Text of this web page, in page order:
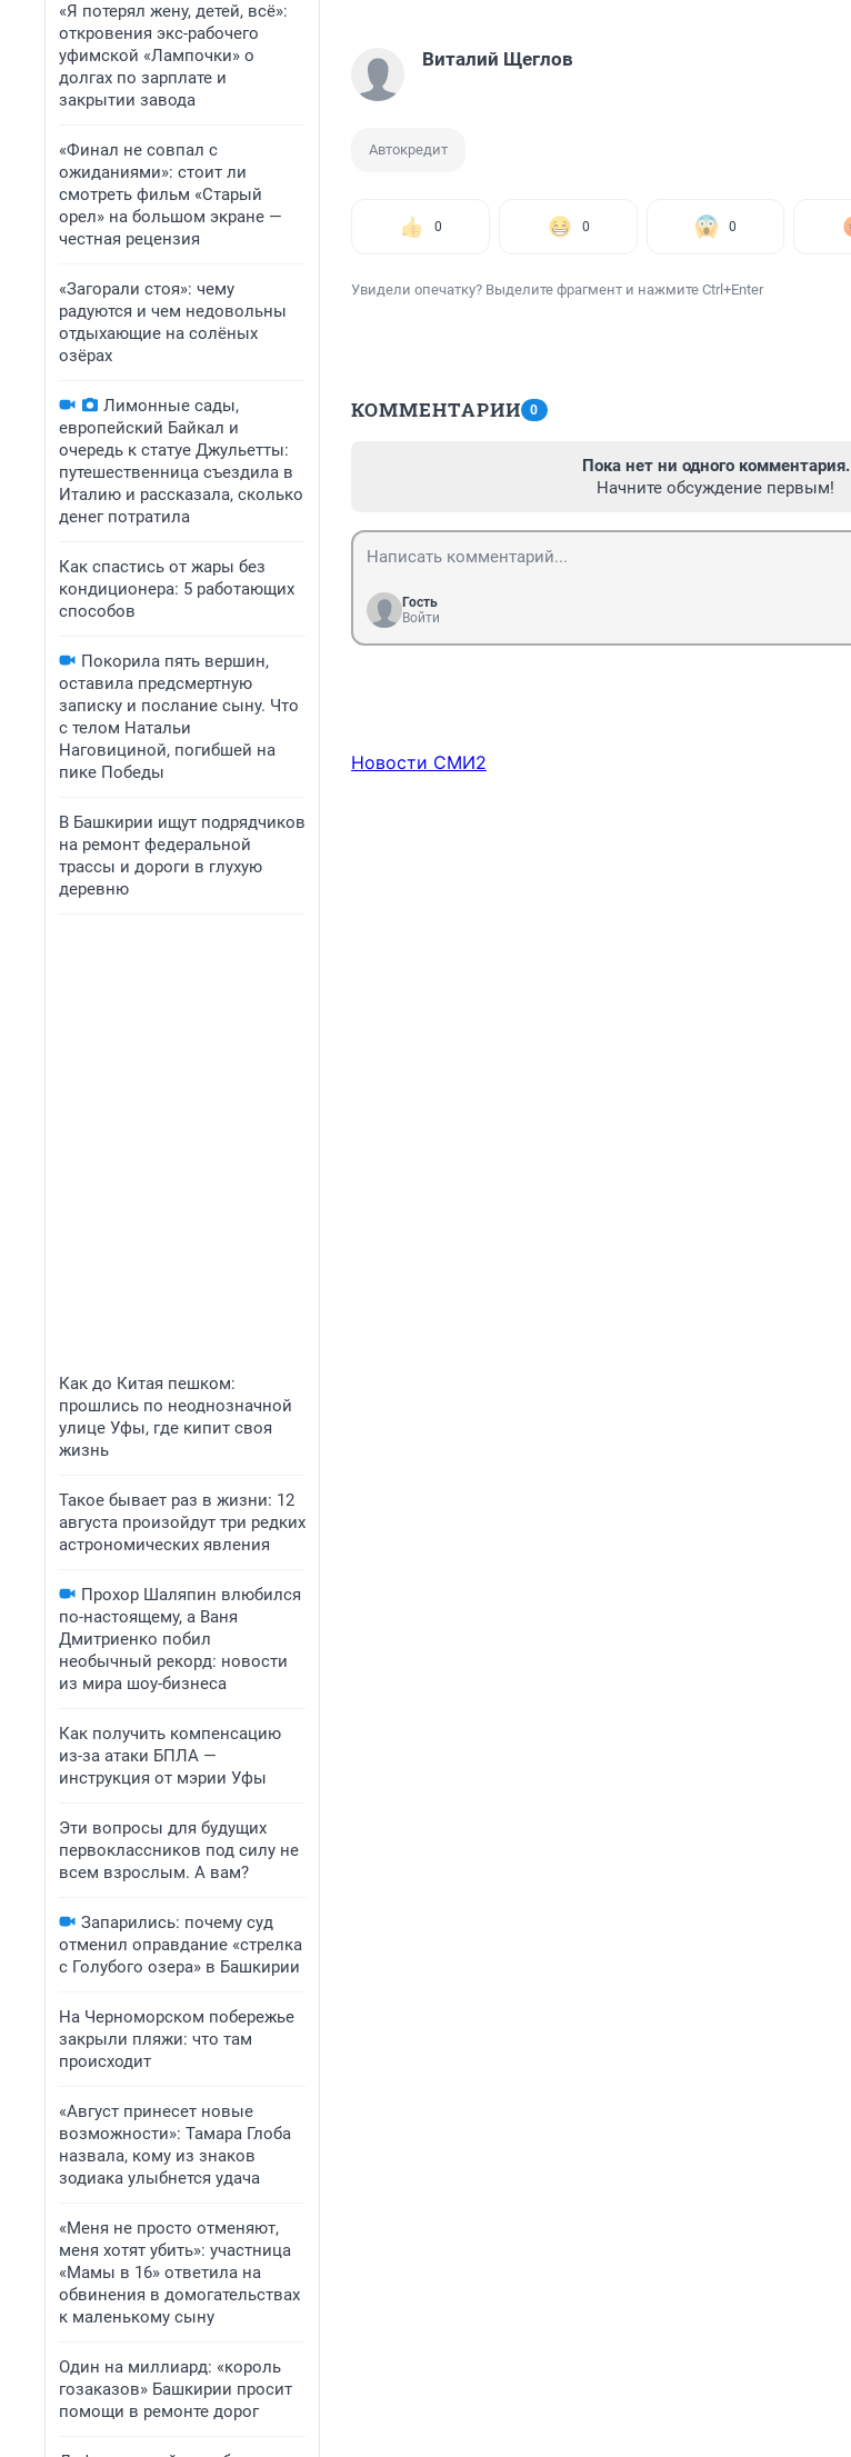
«Я потерял жену, детей, всё»:
откровения экс-рабочего
уфимской «Лампочки» о
долгах по зарплате и
закрытии завода
«Финал не совпал с
ожиданиями»: стоит ли
смотреть фильм «Старый
орел» на большом экране —
честная рецензия
«Загорали стоя»: чему
радуются и чем недовольны
отдыхающие на солёных
озёрах
Лимонные сады,
европейский Байкал и
очередь к статуе Джульетты:
путешественница съездила в
Италию и рассказала, сколько
денег потратила
Как спастись от жары без
кондиционера: 5 работающих
способов
Покорила пять вершин,
оставила предсмертную
записку и послание сыну. Что
с телом Натальи
Наговициной, погибшей на
пике Победы
В Башкирии ищут подрядчиков
на ремонт федеральной
трассы и дороги в глухую
деревню
Как до Китая пешком:
прошлись по неоднозначной
улице Уфы, где кипит своя
жизнь
Такое бывает раз в жизни: 12
августа произойдут три редких
астрономических явления
Прохор Шаляпин влюбился
по-настоящему, а Ваня
Дмитриенко побил
необычный рекорд: новости
из мира шоу-бизнеса
Как получить компенсацию
из-за атаки БПЛА —
инструкция от мэрии Уфы
Эти вопросы для будущих
первоклассников под силу не
всем взрослым. А вам?
Запарились: почему суд
отменил оправдание «стрелка
с Голубого озера» в Башкирии
На Черноморском побережье
закрыли пляжи: что там
происходит
«Август принесет новые
возможности»: Тамара Глоба
назвала, кому из знаков
зодиака улыбнется удача
«Меня не просто отменяют,
меня хотят убить»: участница
«Мамы в 16» ответила на
обвинения в домогательствах
к маленькому сыну
Один на миллиард: «король
гозаказов» Башкирии просит
помощи в ремонте дорог
Виталий Щеглов
Автокредит
0 0 0
Увидели опечатку? Выделите фрагмент и нажмите Ctrl+Enter
КОММЕНТАРИИ 0
Пока нет ни одного комментария.
Начните обсуждение первым!
Гость
Войти
Новости СМИ2